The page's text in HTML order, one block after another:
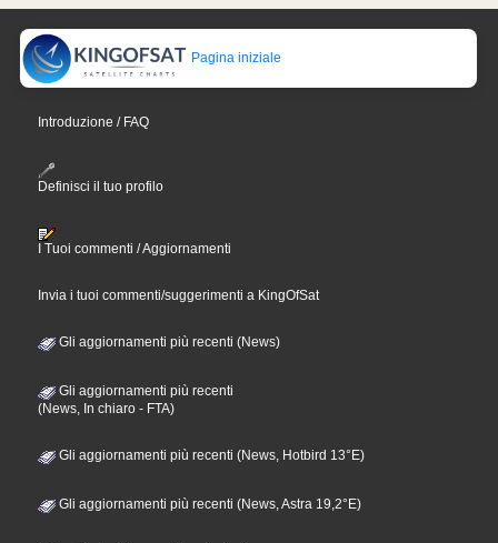
Pagina iniziale
Introduzione / FAQ
Definisci il tuo profilo
I Tuoi commenti / Aggiornamenti
Invia i tuoi commenti/suggerimenti a KingOfSat
Gli aggiornamenti più recenti (News)
Gli aggiornamenti più recenti
(News, In chiaro - FTA)
Gli aggiornamenti più recenti (News, Hotbird 13°E)
Gli aggiornamenti più recenti (News, Astra 19,2°E)